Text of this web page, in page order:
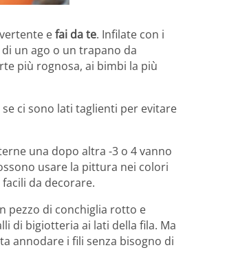
efai da te. Infilate con i
un ago o un trapano da
più rognosa, ai bimbi la più
ci sono lati taglienti per evitare
una dopo altra -3 o 4 vanno
usare la pittura nei colori
da decorare.
pezzo di conchiglia rotto e
di bigiotteria ai lati della fila. Ma
annodare i fili senza bisogno di